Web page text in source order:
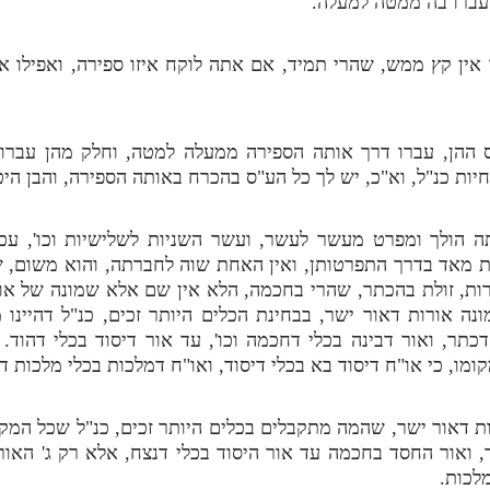
אין קץ ממש, שהרי תמיד, אם אתה לוקח איזו ספירה,
עברו דרך אותה הספירה ממעלה למטה, וחלק מהן
כנ"ל, וא"כ, יש לך כל הע"ס בהכרח באותה הספירה, והבן
ומפרט מעשר לעשר, ועשר השניות לשלישיות וכו',
מאד בדרך התפרטותן, ואין האחת שוה לחברתה, והוא
זולת בהכתר, שהרי בחכמה, הלא אין שם אלא שמונה של
אורות דאור ישר, בבחינת הכלים היותר זכים, כנ"ל
ואור דבינה בכלי דחכמה וכו', עד אור דיסוד בכלי
כי או"ח דיסוד בא בכלי דיסוד, ואו"ח דמלכות בכלי מלכות
דאור ישר, שהמה מתקבלים בכלים היותר זכים, כנ"ל שכל
ואור החסד בחכמה עד אור היסוד בכלי דנצח, אלא רק ג'